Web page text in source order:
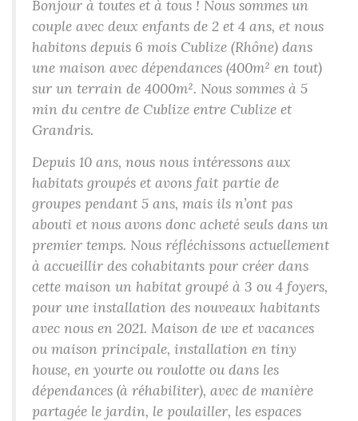
Bonjour à toutes et à tous ! Nous sommes un
couple avec deux enfants de 2 et 4 ans, et nous
habitons depuis 6 mois Cublize (Rhône) dans
une maison avec dépendances (400m² en tout)
sur un terrain de 4000m². Nous sommes à 5
min du centre de Cublize entre Cublize et
Grandris.
Depuis 10 ans, nous nous intéressons aux
habitats groupés et avons fait partie de
groupes pendant 5 ans, mais ils n’ont pas
abouti et nous avons donc acheté seuls dans un
premier temps. Nous réfléchissons actuellement
à accueillir des cohabitants pour créer dans
cette maison un habitat groupé à 3 ou 4 foyers,
pour une installation des nouveaux habitants
avec nous en 2021. Maison de we et vacances
ou maison principale, installation en tiny
house, en yourte ou roulotte ou dans les
dépendances (à réhabiliter), avec de manière
partagée le jardin, le poulailler, les espaces